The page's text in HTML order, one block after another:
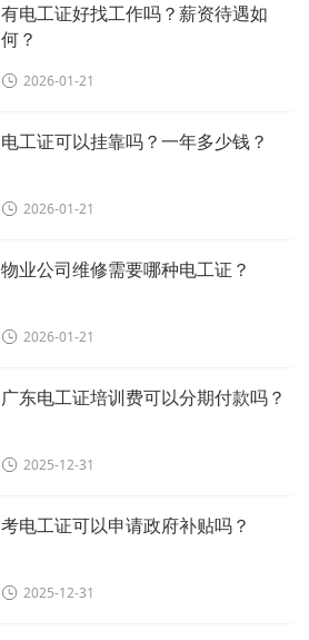
有电工证好找工作吗？薪资待遇如
何？
2026-01-21
电工证可以挂靠吗？一年多少钱？
2026-01-21
物业公司维修需要哪种电工证？
2026-01-21
广东电工证培训费可以分期付款吗？
2025-12-31
考电工证可以申请政府补贴吗？
2025-12-31